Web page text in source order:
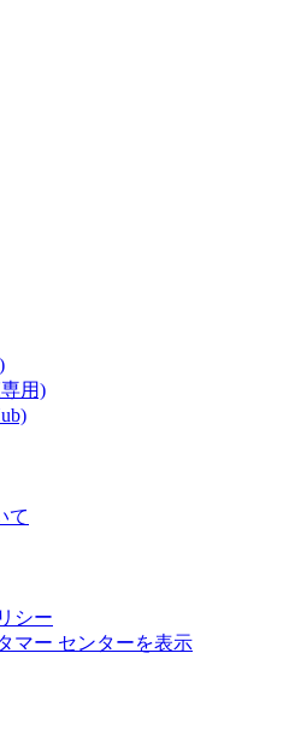
用)
て
シー
マー センターを表示